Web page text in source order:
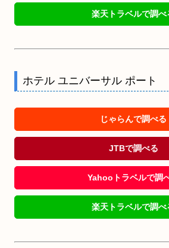
楽天トラベルで調べ
ホテル ユニバーサル ポート
じゃらんで調べる
JTBで調べる
Yahooトラベルで調
楽天トラベルで調べ